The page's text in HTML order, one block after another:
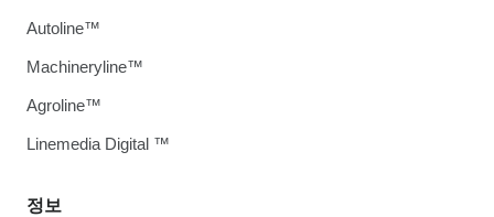
정보
Autoline™
Machineryline™
Agroline™
Linemedia Digital ™